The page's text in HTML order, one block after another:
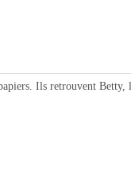
Ils retrouvent Betty,